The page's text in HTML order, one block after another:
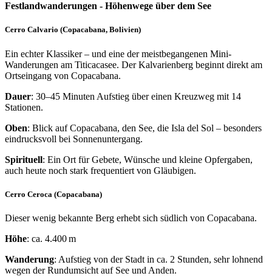
Festlandwanderungen - Höhenwege über dem See
Cerro Calvario (Copacabana, Bolivien)
Ein echter Klassiker – und eine der meistbegangenen Mini-
Wanderungen am Titicacasee. Der Kalvarienberg beginnt direkt am
Ortseingang von Copacabana.
Dauer: 30–45 Minuten Aufstieg über einen Kreuzweg mit 14
Stationen.
Oben: Blick auf Copacabana, den See, die Isla del Sol – besonders
eindrucksvoll bei Sonnenuntergang.
Spirituell: Ein Ort für Gebete, Wünsche und kleine Opfergaben,
auch heute noch stark frequentiert von Gläubigen.
Cerro Ceroca (Copacabana)
Dieser wenig bekannte Berg erhebt sich südlich von Copacabana.
Höhe: ca. 4.400 m
Wanderung: Aufstieg von der Stadt in ca. 2 Stunden, sehr lohnend
wegen der Rundumsicht auf See und Anden.